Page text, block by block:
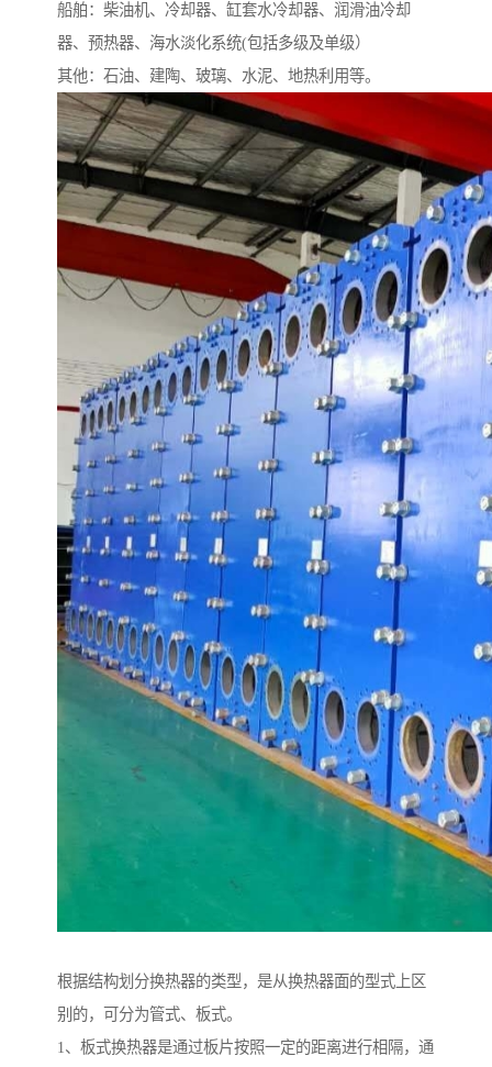
船舶：柴油机、冷却器、缸套水冷却器、润滑油冷却
器、预热器、海水淡化系统(包括多级及单级）
其他：石油、建陶、玻璃、水泥、地热利用等。
根据结构划分换热器的类型，是从换热器面的型式上区
别的，可分为管式、板式。
1、板式换热器是通过板片按照一定的距离进行相隔，通